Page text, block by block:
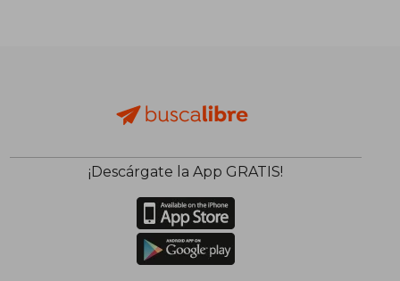
¡Descárgate la App GRATIS!